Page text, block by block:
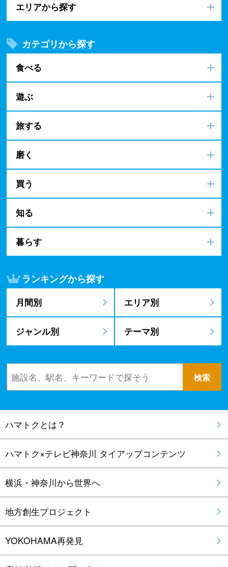
エリアから探す
カテゴリから探す
食べる
遊ぶ
旅する
磨く
買う
知る
暮らす
ランキングから探す
月間別 エリア別
ジャンル別 テーマ別
ハマトクとは？
ハマトク×テレビ神奈川 タイアップコンテンツ
横浜・神奈川から世界へ
地方創生プロジェクト
YOKOHAMA再発見